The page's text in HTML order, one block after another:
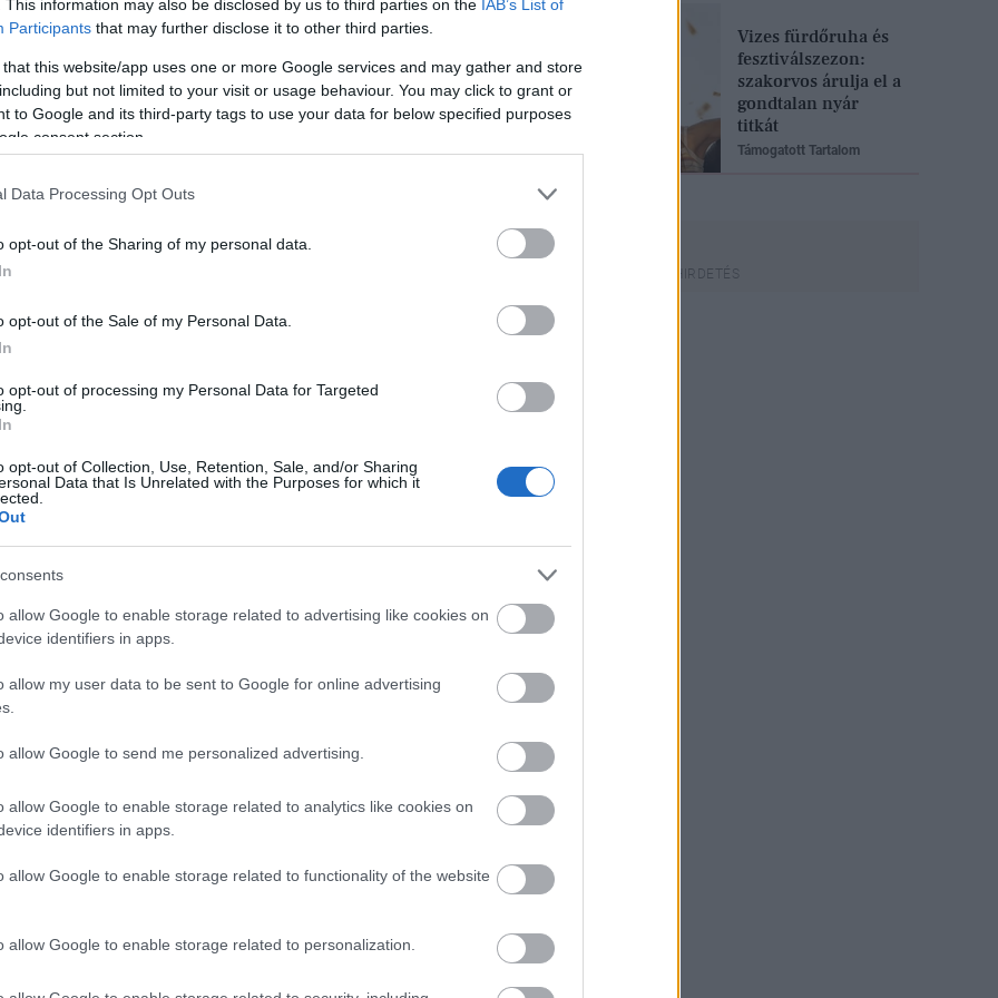
This information may also be disclosed by us to third parties on the IAB’s List of
Participants that may further disclose it to other third parties.
that this website/app uses one or more Google services and may gather and store
but not limited to your visit or usage behaviour. You may click to grant or
to Google and its third-party tags to use your data for below specified purposes
consent section.
Data Processing Opt Outs
opt-out of the Sharing of my personal data.
opt-out of the Sale of my Personal Data.
opt-out of processing my Personal Data for Targeted
opt-out of Collection, Use, Retention, Sale, and/or Sharing
Data that Is Unrelated with the Purposes for which it
allow Google to enable storage related to advertising like cookies on
identifiers in apps.
allow my user data to be sent to Google for online advertising
allow Google to send me personalized advertising.
allow Google to enable storage related to analytics like cookies on
identifiers in apps.
allow Google to enable storage related to functionality of the website
allow Google to enable storage related to personalization.
aznap még nem ettél semmit.
az alacsony vércukorszint
tisztában vagy vele: ha nem is
arra, hogy megfelelő mennyiségű és
teszed ki tortúrának, főként
valamilyen gyógyszer
iszololyat, ami bizonyítottan
jövőben
motiválnunk arra, hogy egy
7 dolog, amit soha ne
néha, hiszen az élet tele
normális, ha időnként
a szorongás, azonban az már nem
az állapotban maradj. Több
gyilkosabb dolog van, mint a
az embert.
Vizes fürdőruha és
fesztiválszezon:
szakorvos árulja el a
gondtalan nyár
titkát
Támogatott Tartalom